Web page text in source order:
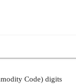
Code) digits